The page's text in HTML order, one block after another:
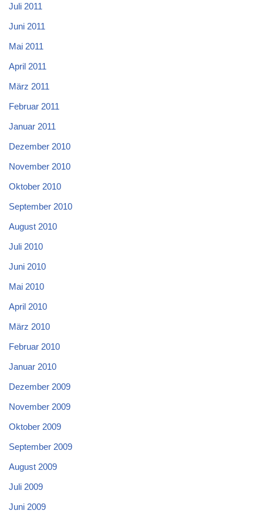
Juli 2011
Juni 2011
Mai 2011
April 2011
März 2011
Februar 2011
Januar 2011
Dezember 2010
November 2010
Oktober 2010
September 2010
August 2010
Juli 2010
Juni 2010
Mai 2010
April 2010
März 2010
Februar 2010
Januar 2010
Dezember 2009
November 2009
Oktober 2009
September 2009
August 2009
Juli 2009
Juni 2009